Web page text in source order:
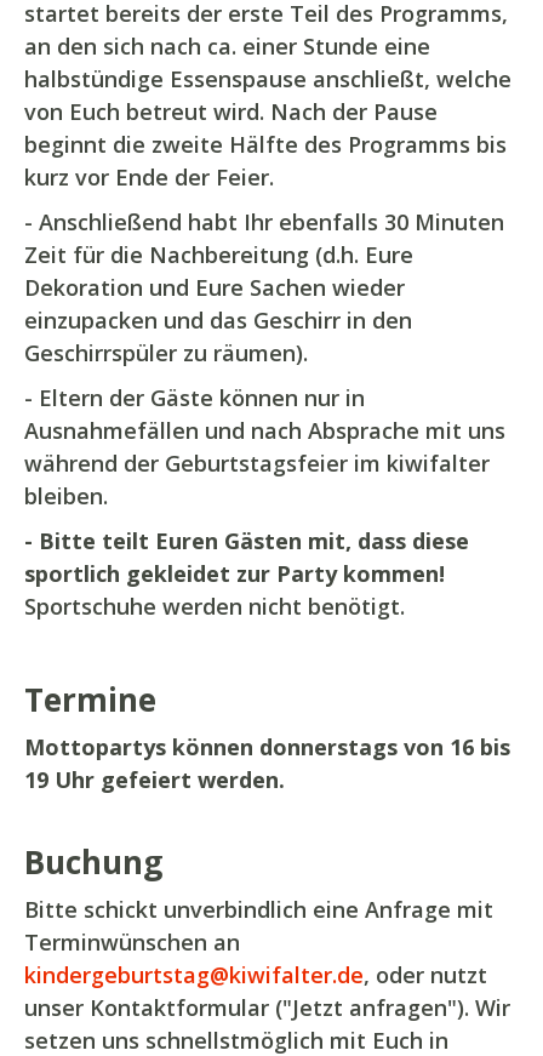
startet bereits der erste Teil des Programms,
an den sich nach ca. einer Stunde eine
halbstündige Essenspause anschließt, welche
von Euch betreut wird. Nach der Pause
beginnt die zweite Hälfte des Programms bis
kurz vor Ende der Feier.
- Anschließend habt Ihr ebenfalls 30 Minuten
Zeit für die Nachbereitung (d.h. Eure
Dekoration und Eure Sachen wieder
einzupacken und das Geschirr in den
Geschirrspüler zu räumen).
- Eltern der Gäste können nur in
Ausnahmefällen und nach Absprache mit uns
während der Geburtstagsfeier im kiwifalter
bleiben.
- Bitte teilt Euren Gästen mit, dass diese
sportlich gekleidet zur Party kommen!
Sportschuhe werden nicht benötigt.
Termine
Mottopartys können donnerstags von 16 bis
19 Uhr gefeiert werden.
Buchung
Bitte schickt unverbindlich eine Anfrage mit
Terminwünschen an
kindergeburtstag@kiwifalter.de, oder nutzt
unser Kontaktformular ("Jetzt anfragen"). Wir
setzen uns schnellstmöglich mit Euch in